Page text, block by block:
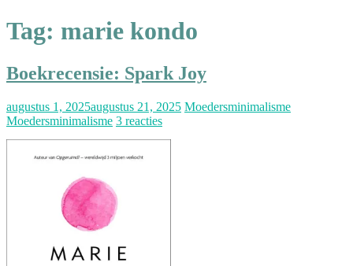
Tag: marie kondo
Boekrecensie: Spark Joy
augustus 1, 2025augustus 21, 2025 Moedersminimalisme
Moedersminimalisme 3 reacties